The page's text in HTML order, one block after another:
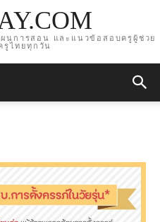
นการสอน และแนวข้อสอบครูผู้ช่วย
รูไทยทุกวัน